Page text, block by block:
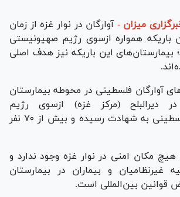
میزان - آوارگان در نوار غزه از زمان
باریکه همواره ازسوی رژیم صهیونیستی
بیمارستان‌های این باریکه نیز هدف اصلی
آوارگان فلسطینی در محوطه بیمارستان
دیرالبلح (مرکز غزه) ازسوی رژیم
صهیونیستی، ۴ فلسطینی به شهادت رسیده و بیش از ۷۰ نفر
مکان امنی در نوار غزه وجود ندارد و
غیرنظامیان و بیماران در بیمارستان
قوانین بین‌المللی است.